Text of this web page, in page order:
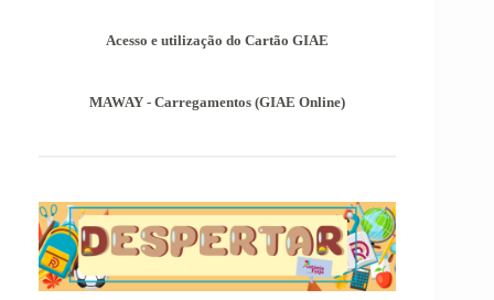
Acesso e utilização do Cartão GIAE
MAWAY - Carregamentos (GIAE Online)